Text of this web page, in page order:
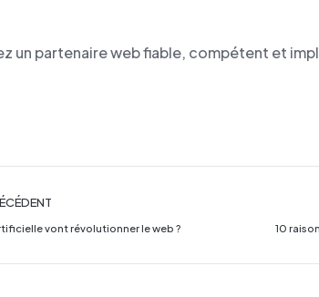
un partenaire web fiable, compétent et
vont révolutionner le web ? 10